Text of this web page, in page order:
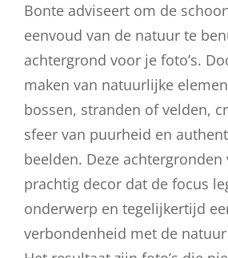
Bonte adviseert om de
eenvoud van de natuur te
achtergrond voor je foto’s.
maken van natuurlijke
bossen, stranden of velden,
sfeer van puurheid en
beelden. Deze achtergronden
prachtig decor dat de focus
onderwerp en tegelijkertijd
verbondenheid met de